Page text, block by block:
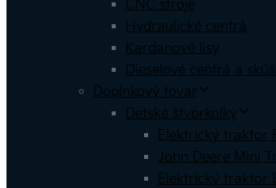
CNC stroje
Hydraulické centrá
Kardanové lisy
Dieselové centrá a
Doplnkový tovar
Detské štvorkolky
Elektrický traktor
John Deere Mini
Elektrický traktor